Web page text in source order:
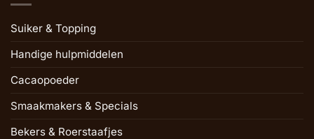
Suiker & Topping
Handige hulpmiddelen
Cacaopoeder
Smaakmakers & Specials
Bekers & Roerstaafjes